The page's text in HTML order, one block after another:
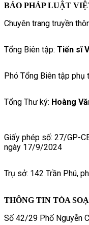
BÁO PHÁP LUẬT
Chuyên trang truyền
Tổng Biên tập: Tiến sĩ
Phó Tổng Biên tập phụ
Tổng Thư ký: Hoàng
Giấy phép số: 27/GP-
ngày 17/9/2024
Trụ sở: 142 Trần Phú,
THÔNG TIN TÒA
Số 42/29 Phố Nguyễn